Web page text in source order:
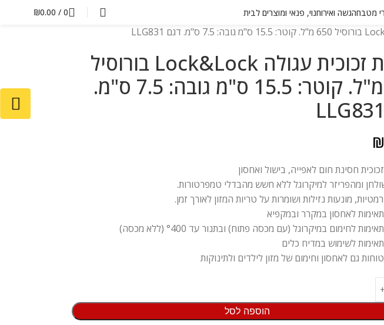
מטבחהגשה ואירוחנוי, פנאי ומוצרים לבית 0
/
₪0.00
תבנית זכוכית עגולה Lock&Lock בורוסיל
650 מ"ל. קוטר: 15.5 ס"מ גובה: 7.5 ס"מ.
₪
חסינת חום לאפייה, בישול ואחסון
ומהפריזר למיקרוגל ללא חשש מהבדלי טמפרטורות.
מונעות נזילות ושומרות על טריות המזון לאורך זמן.
לאחסון במקרר ובמקפיא
לחימום במיקרוגל (עם מכסה פתוח) ובתנור עד °400 (ללא מכסה)
לשימוש במדיח כלים
גם לאחסון וחימום של מזון לילדים ולתינוקות
הוספה לסל